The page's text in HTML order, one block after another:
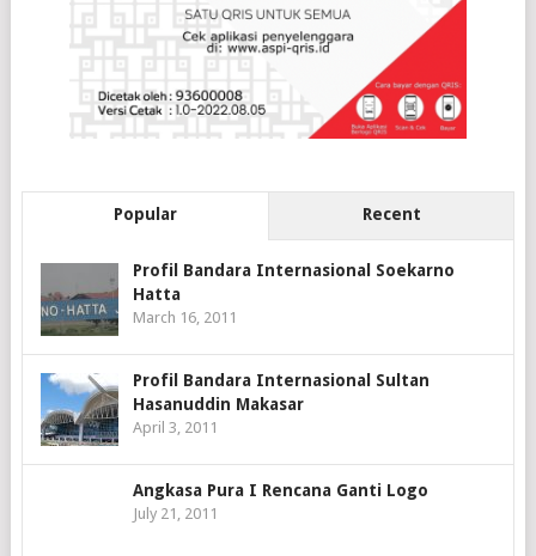
Popular Recent
Profil Bandara Internasional Soekarno
Hatta
March 16, 2011
Profil Bandara Internasional Sultan
Hasanuddin Makasar
April 3, 2011
Angkasa Pura I Rencana Ganti Logo
July 21, 2011